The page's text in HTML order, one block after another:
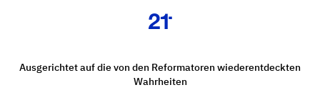
Ausgerichtet auf die von den Reformatoren wiederentdeckten
Wahrheiten